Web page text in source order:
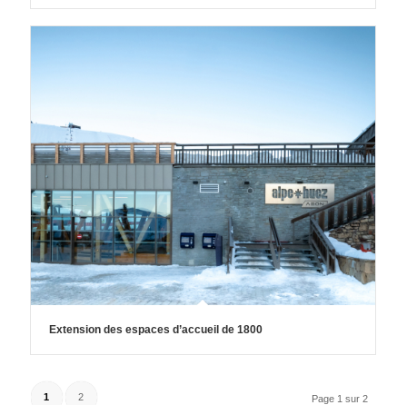
Extension des espaces d’accueil de 1800
Page 1 sur 2
1 2